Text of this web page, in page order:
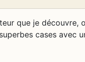
que je découvre,
cases avec